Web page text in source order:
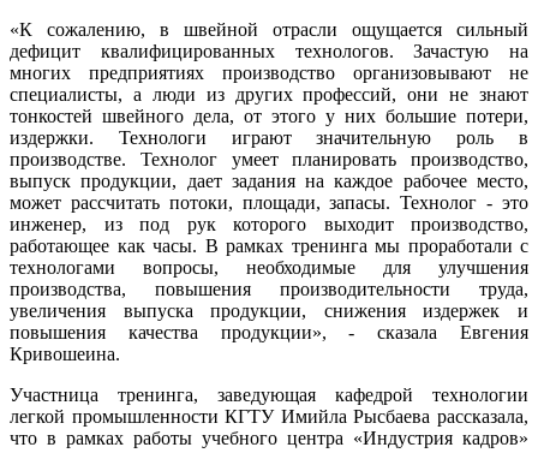
«К сожалению, в швейной отрасли ощущается сильный
дефицит квалифицированных технологов. Зачастую на
многих предприятиях производство организовывают не
специалисты, а люди из других профессий, они не знают
тонкостей швейного дела, от этого у них большие потери,
издержки. Технологи играют значительную роль в
производстве. Технолог умеет планировать производство,
выпуск продукции, дает задания на каждое рабочее место,
может рассчитать потоки, площади, запасы. Технолог - это
инженер, из под рук которого выходит производство,
работающее как часы. В рамках тренинга мы проработали с
технологами вопросы, необходимые для улучшения
производства, повышения производительности труда,
увеличения выпуска продукции, снижения издержек и
повышения качества продукции», - сказала Евгения
Кривошеина.
Участница тренинга, заведующая кафедрой технологии
легкой промышленности КГТУ Имийла Рысбаева рассказала,
что в рамках работы учебного центра «Индустрия кадров»